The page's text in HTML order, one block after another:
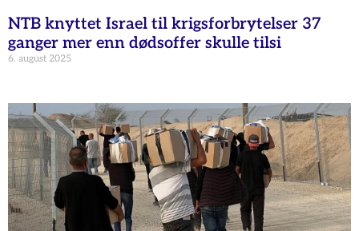
NTB knyttet Israel til krigsforbrytelser 37
ganger mer enn dødsoffer skulle tilsi
6. august 2025